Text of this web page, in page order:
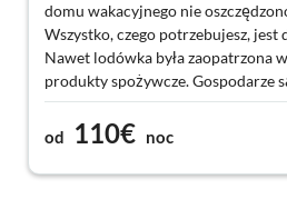
domu wakacyjnego nie
Wszystko, czego potrzebujesz, jest
Nawet lodówka była zaopatrzona
produkty spożywcze. Gospodarze
mili i troskliwi. Nasze psy czuły
ogrodzie. Samochodem można
najbliższego miasta z różnymi
zakupów w około 15 minut.
od 110€ noc